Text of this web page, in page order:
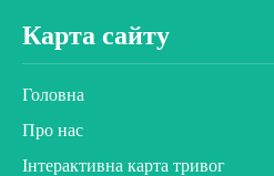
Карта сайту
Головна
Про нас
Інтерактивна карта тривог